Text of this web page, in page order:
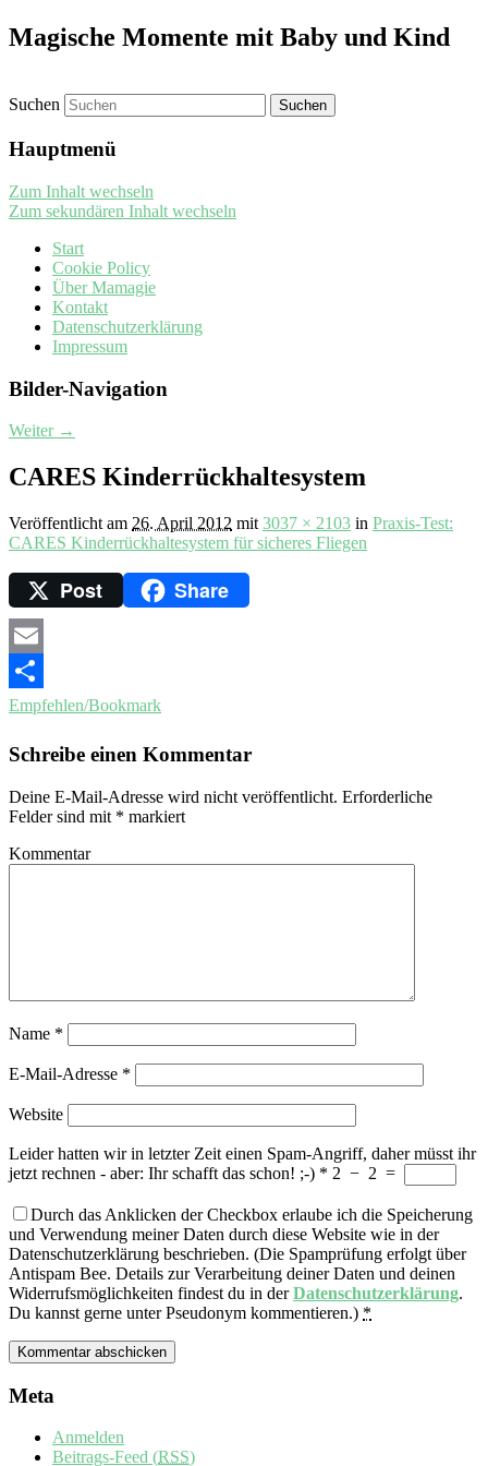
Magische Momente mit Baby und Kind
Suchen
Hauptmenü
Zum Inhalt wechseln
Zum sekundären Inhalt wechseln
Start
Cookie Policy
Über Mamagie
Kontakt
Datenschutzerklärung
Impressum
Bilder-Navigation
Weiter →
CARES Kinderrückhaltesystem
Veröffentlicht am 26. April 2012 mit 3037 × 2103 in Praxis-Test:
CARES Kinderrückhaltesystem für sicheres Fliegen
Post Share
Email
Empfehlen/Bookmark
Schreibe einen Kommentar
Deine E-Mail-Adresse wird nicht veröffentlicht. Erforderliche
Felder sind mit * markiert
Kommentar
Name *
E-Mail-Adresse *
Website
Leider hatten wir in letzter Zeit einen Spam-Angriff, daher müsst ihr
jetzt rechnen - aber: Ihr schafft das schon! ;-) * 2 − 2 =
Durch das Anklicken der Checkbox erlaube ich die Speicherung
und Verwendung meiner Daten durch diese Website wie in der
Datenschutzerklärung beschrieben. (Die Spamprüfung erfolgt über
Antispam Bee. Details zur Verarbeitung deiner Daten und deinen
Widerrufsmöglichkeiten findest du in derDatenschutzerklärung.
Du kannst gerne unter Pseudonym kommentieren.) *
Meta
Anmelden
Beitrags-Feed (RSS)